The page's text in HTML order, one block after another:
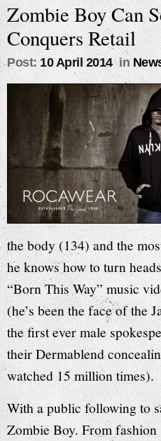
Zombie Boy Can
Conquers Retail
Post:10 April 2014 in
the body (134) and the
he knows how to turn
“Born This Way” music
(he’s been the face of the
the first ever male
their Dermablend
watched 15 million times).
With a public following to
Zombie Boy. From fashion